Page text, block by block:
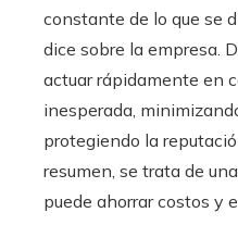
constante de lo que se
dice sobre la empresa.
actuar rápidamente en
inesperada,
protegiendo la
resumen, se trata de
puede ahorrar costos y